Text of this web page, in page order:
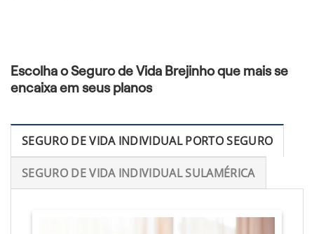
Escolha o Seguro de Vida Brejinho que mais se
encaixa em seus planos
SEGURO DE VIDA INDIVIDUAL PORTO SEGURO
SEGURO DE VIDA INDIVIDUAL SULAMÉRICA